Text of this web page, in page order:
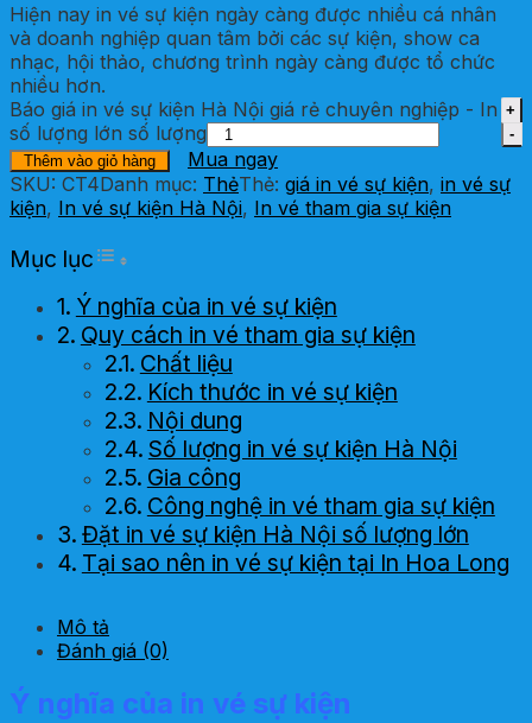
Hiện nay in vé sự kiện ngày càng được nhiều cá nhân
và doanh nghiệp quan tâm bởi các sự kiện, show ca
nhạc, hội thảo, chương trình ngày càng được tổ chức
nhiều hơn.
Báo giá in vé sự kiện Hà Nội giá rẻ chuyên nghiệp - In
số lượng lớn số lượng
Thêm vào giỏ hàng
Mua ngay
SKU: CT4Danh mục: ThẻThẻ: giá in vé sự kiện, in vé sự
kiện, In vé sự kiện Hà Nội, In vé tham gia sự kiện
Mục lục Toggle Table of Content
Ý nghĩa của in vé sự kiện
Quy cách in vé tham gia sự kiện
Chất liệu
Kích thước in vé sự kiện
Nội dung
Số lượng in vé sự kiện Hà Nội
Gia công
Công nghệ in vé tham gia sự kiện
Đặt in vé sự kiện Hà Nội số lượng lớn
Tại sao nên in vé sự kiện tại In Hoa Long
Mô tả
Đánh giá (0)
Ý nghĩa của in vé sự kiện